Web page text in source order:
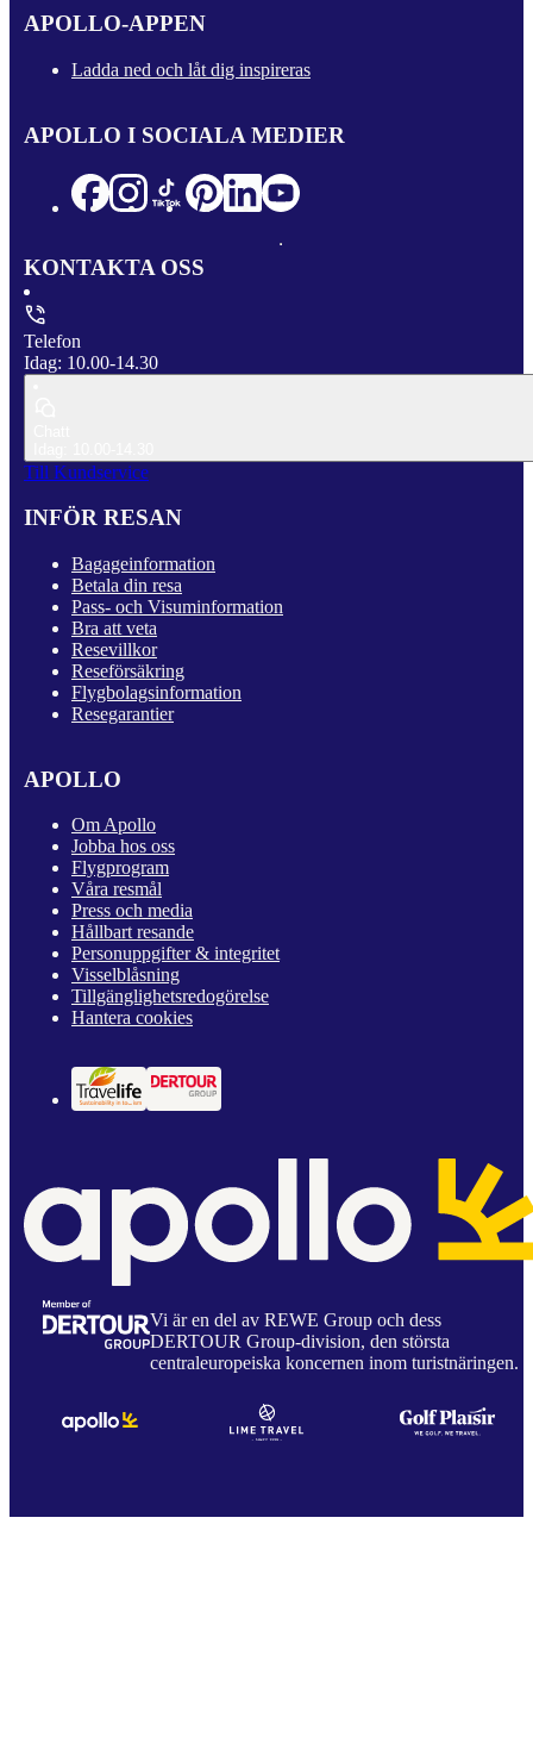
APOLLO-APPEN
Ladda ned och låt dig inspireras
APOLLO I SOCIALA MEDIER
KONTAKTA OSS
Telefon
Idag: 10.00-14.30
Till Kundservice
INFÖR RESAN
Bagageinformation
Betala din resa
Pass- och Visuminformation
Bra att veta
Resevillkor
Reseförsäkring
Flygbolagsinformation
Resegarantier
APOLLO
Om Apollo
Jobba hos oss
Flygprogram
Våra resmål
Press och media
Hållbart resande
Personuppgifter & integritet
Visselblåsning
Tillgänglighetsredogörelse
Hantera cookies
Vi är en del av REWE Group och dess
DERTOUR Group-division, den största
centraleuropeiska koncernen inom turistnäringen.